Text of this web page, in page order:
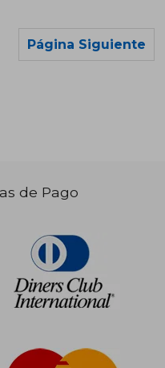
Página Siguiente
de Pago